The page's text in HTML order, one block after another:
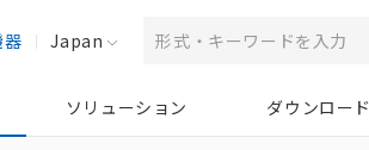
器 Japan
ソリューション ダウンロード